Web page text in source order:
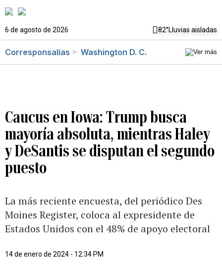
6 de agosto de 2026 82°Lluvias aisladas
Corresponsalías Washington D. C.
Caucus en Iowa: Trump busca
mayoría absoluta, mientras Haley
y DeSantis se disputan el segundo
puesto
La más reciente encuesta, del periódico Des
Moines Register, coloca al expresidente de
Estados Unidos con el 48% de apoyo electoral
14 de enero de 2024 - 12:34 PM